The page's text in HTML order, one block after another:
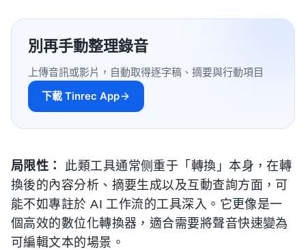
別再手動整理錄音
上傳音訊或影片，自動取得逐字稿、摘要與行動項目
下載 Tinrec App
局限性：
此類工具通常侧重于「轉換」本身，在轉
換後的內容分析、摘要生成以及互動查詢方面，可
能不如專註於 AI 工作流的工具深入。它更像是一
個高效的數位化轉換器，適合需要將聲音快速變為
可編輯文本的場景。